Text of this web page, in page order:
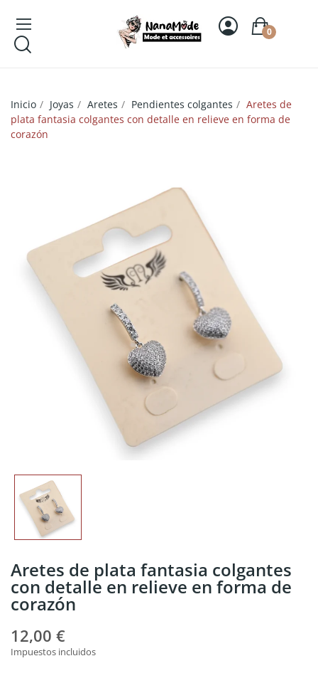
0
Inicio Joyas Aretes Pendientes colgantes
Aretes de
plata fantasia colgantes con detalle en relieve en forma de
corazón
Aretes de plata fantasia colgantes
con detalle en relieve en forma de
corazón
12,00 €
Impuestos incluidos